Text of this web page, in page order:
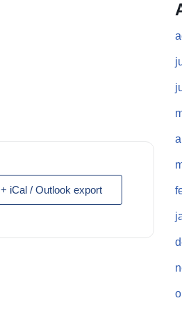
+ iCal / Outlook export